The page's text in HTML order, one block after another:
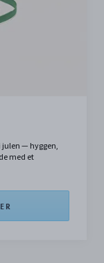
julen — hyggen,
med et